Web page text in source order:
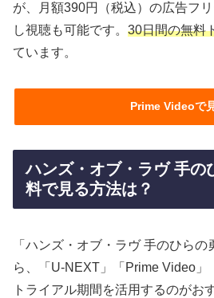
が、月額390円（税込）の広告フ
し視聴も可能です。 30日間の無料
ています。
Prime Videoで
ハンズ・オブ・ラヴ 手の
料で見る方法は？
「ハンズ・オブ・ラヴ 手のひら
ら、「U-NEXT」「Prime Video」
トライアル期間を活用するのがお